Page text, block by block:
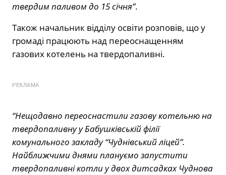
твердим паливом до 15 січня”.
Також начальник відділу освіти розповів, що у
громаді працюють над переоснащенням
газових котелень на твердопаливні.
РЕКЛАМА
“Нещодавно переоснастили газову котельню на
твердопаливну у Бабушківській філії
комунального закладу “Чуднівський ліцей”.
Найближчими днями плануємо запустити
твердопаливні котли у двох дитсадках Чуднова